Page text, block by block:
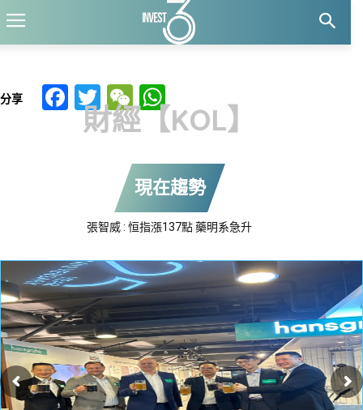
分享 Facebook
TwitterWeChat
WhatsApp
財經【KOL】
現在趨勢
張智威 : 恒指漲137點 藥明系急升
炒旺美股 : 存儲股若再轉強 是關注好時機